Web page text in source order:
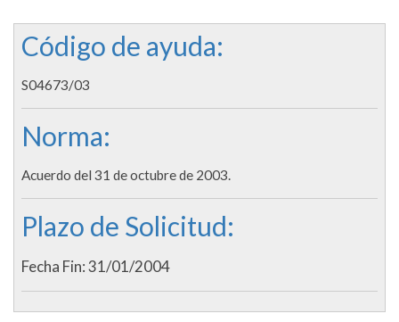
Código de ayuda:
S04673/03
Norma:
Acuerdo del 31 de octubre de 2003.
Plazo de Solicitud:
Fecha Fin: 31/01/2004